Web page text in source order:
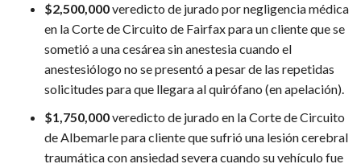
$2,500,000veredicto de jurado por negligencia médica
en la Corte de Circuito de Fairfax para un cliente que se
sometió a una cesárea sin anestesia cuando el
anestesiólogo no se presentó a pesar de las repetidas
solicitudes para que llegara al quirófano (en apelación).
$1,750,000veredicto de jurado en la Corte de Circuito
de Albemarle para cliente que sufrió una lesión cerebral
traumática con ansiedad severa cuando su vehículo fue